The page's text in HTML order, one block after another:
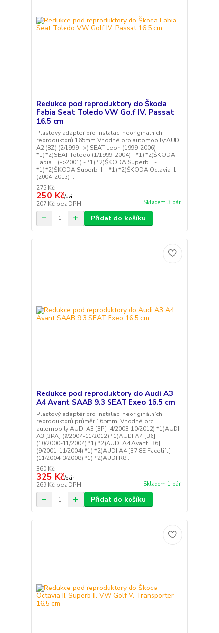
Redukce pod reproduktory do Škoda
Fabia Seat Toledo VW Golf IV. Passat
16.5 cm
Plastový adaptér pro instalaci neoriginálních
reproduktorů 165mm Vhodné pro automobily:AUDI
A2 (8Z) (2/1999 ->) SEAT Leon (1999-2006) -
*1),*2)SEAT Toledo (1/1999-2004) - *1),*2)ŠKODA
Fabia I. (->2001) - *1),*2)ŠKODA Superb I. -
*1),*2)ŠKODA Superb II. - *1),*2)ŠKODA Octavia II.
(2004-2013) ...
275 Kč
250 Kč/pár
207 Kč bez DPH Skladem 3 pár
Přidat do košíku
Redukce pod reproduktory do Audi A3
A4 Avant SAAB 9.3 SEAT Exeo 16.5 cm
Plastový adaptér pro instalaci neoriginálních
reproduktorů průměr 165mm. Vhodné pro
automobily:AUDI A3 [3P] (4/2003-10/2012) *1)AUDI
A3 [3PA] (9/2004-11/2012) *1)AUDI A4 [B6]
(10/2000-11/2004) *1) *2)AUDI A4 Avant [B6]
(9/2001-11/2004) *1) *2)AUDI A4 [B7 8E Facelift]
(11/2004-3/2008) *1) *2)AUDI R8 ...
360 Kč
325 Kč/pár
269 Kč bez DPH Skladem 1 pár
Přidat do košíku